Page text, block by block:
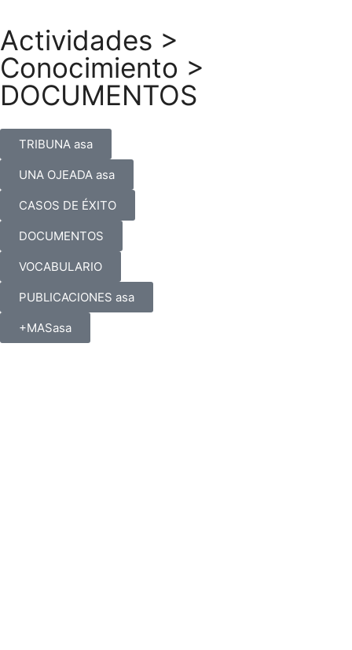
Actividades >
Conocimiento >
DOCUMENTOS
TRIBUNA asa
UNA OJEADA asa
CASOS DE ÉXITO
DOCUMENTOS
VOCABULARIO
PUBLICACIONES asa
+MASasa